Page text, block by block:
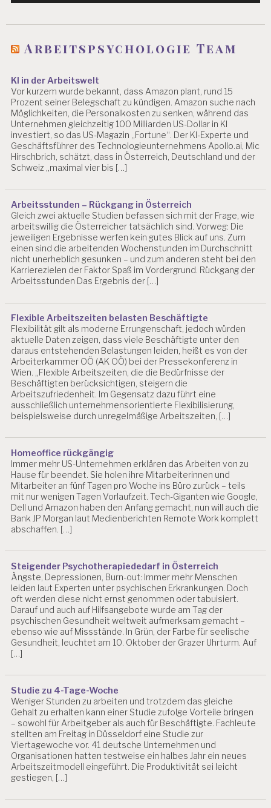
Arbeitspsychologie Team
KI in der Arbeitswelt
Vor kurzem wurde bekannt, dass Amazon plant, rund 15
Prozent seiner Belegschaft zu kündigen. Amazon suche nach
Möglichkeiten, die Personalkosten zu senken, während das
Unternehmen gleichzeitig 100 Milliarden US-Dollar in KI
investiert, so das US-Magazin „Fortune“. Der KI-Experte und
Geschäftsführer des Technologieunternehmens Apollo.ai, Mic
Hirschbrich, schätzt, dass in Österreich, Deutschland und der
Schweiz „maximal vier bis […]
Arbeitsstunden – Rückgang in Österreich
Gleich zwei aktuelle Studien befassen sich mit der Frage, wie
arbeitswillig die Österreicher tatsächlich sind. Vorweg: Die
jeweiligen Ergebnisse werfen kein gutes Blick auf uns. Zum
einen sind die arbeitenden Wochenstunden im Durchschnitt
nicht unerheblich gesunken – und zum anderen steht bei den
Karrierezielen der Faktor Spaß im Vordergrund. Rückgang der
Arbeitsstunden Das Ergebnis der […]
Flexible Arbeitszeiten belasten Beschäftigte
Flexibilität gilt als moderne Errungenschaft, jedoch würden
aktuelle Daten zeigen, dass viele Beschäftigte unter den
daraus entstehenden Belastungen leiden, heißt es von der
Arbeiterkammer OÖ (AK OÖ) bei der Pressekonferenz in
Wien. „Flexible Arbeitszeiten, die die Bedürfnisse der
Beschäftigten berücksichtigen, steigern die
Arbeitszufriedenheit. Im Gegensatz dazu führt eine
ausschließlich unternehmensorientierte Flexibilisierung,
beispielsweise durch unregelmäßige Arbeitszeiten, […]
Homeoffice rückgängig
Immer mehr US-Unternehmen erklären das Arbeiten von zu
Hause für beendet. Sie holen ihre Mitarbeiterinnen und
Mitarbeiter an fünf Tagen pro Woche ins Büro zurück – teils
mit nur wenigen Tagen Vorlaufzeit. Tech-Giganten wie Google,
Dell und Amazon haben den Anfang gemacht, nun will auch die
Bank JP Morgan laut Medienberichten Remote Work komplett
abschaffen. […]
Steigender Psychotherapiededarf in Österreich
Ängste, Depressionen, Burn-out: Immer mehr Menschen
leiden laut Experten unter psychischen Erkrankungen. Doch
oft werden diese nicht ernst genommen oder tabuisiert.
Darauf und auch auf Hilfsangebote wurde am Tag der
psychischen Gesundheit weltweit aufmerksam gemacht –
ebenso wie auf Missstände. In Grün, der Farbe für seelische
Gesundheit, leuchtet am 10. Oktober der Grazer Uhrturm. Auf
[…]
Studie zu 4-Tage-Woche
Weniger Stunden zu arbeiten und trotzdem das gleiche
Gehalt zu erhalten kann einer Studie zufolge Vorteile bringen
– sowohl für Arbeitgeber als auch für Beschäftigte. Fachleute
stellten am Freitag in Düsseldorf eine Studie zur
Viertagewoche vor. 41 deutsche Unternehmen und
Organisationen hatten testweise ein halbes Jahr ein neues
Arbeitszeitmodell eingeführt. Die Produktivität sei leicht
gestiegen, […]